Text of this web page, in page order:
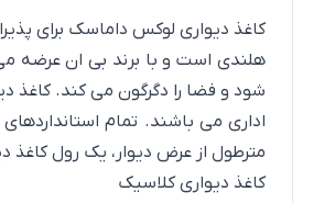
هلندی است و با برند بی انعرضه
شود و فضا را دگرگون می کند. کاغذ
اداری
مترطول از عرض دیوار، یک رول کاغذ
کاغذ دیواری کلاسیک